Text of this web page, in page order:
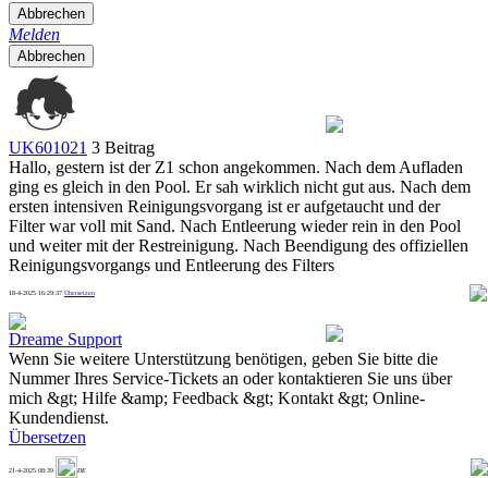
Abbrechen
Melden
Abbrechen
UK601021 3 Beitrag
Hallo, gestern ist der Z1 schon angekommen. Nach dem Aufladen
ging es gleich in den Pool. Er sah wirklich nicht gut aus. Nach dem
ersten intensiven Reinigungsvorgang ist er aufgetaucht und der
Filter war voll mit Sand. Nach Entleerung wieder rein in den Pool
und weiter mit der Restreinigung. Nach Beendigung des offiziellen
Reinigungsvorgangs und Entleerung des Filters
18-4-2025 16:29:37 Übersetzen
Dreame Support
Wenn Sie weitere Unterstützung benötigen, geben Sie bitte die
Nummer Ihres Service-Tickets an oder kontaktieren Sie uns über
mich &gt; Hilfe &amp; Feedback &gt; Kontakt &gt; Online-
Kundendienst.
Übersetzen
21-4-2025 08:39 DE